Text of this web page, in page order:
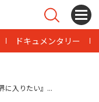
ドキュメンタリー
に入りたい』...